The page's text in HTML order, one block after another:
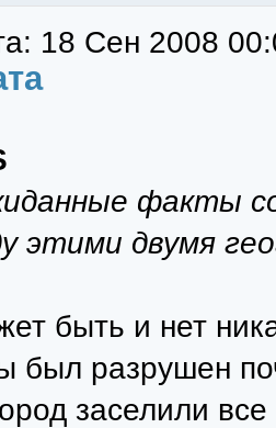
18 Сен 2008
факты
этими двумя
быть и нет
был разрушен
заселили